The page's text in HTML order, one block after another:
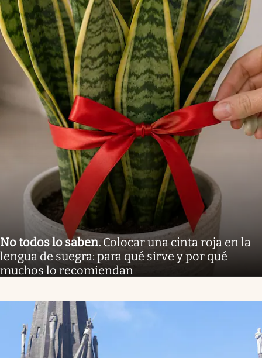
No todos lo saben.Colocar una cinta roja en la
lengua de suegra: para qué sirve y por qué
muchos lo recomiendan